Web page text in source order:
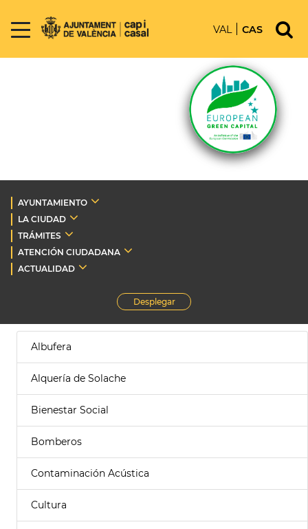
VAL CAS
AYUNTAMIENTO
LA CIUDAD
TRÁMITES
ATENCIÓN CIUDADANA
ACTUALIDAD
Desplegar
Albufera
Alquería de Solache
Bienestar Social
Bomberos
Contaminación Acústica
Cultura